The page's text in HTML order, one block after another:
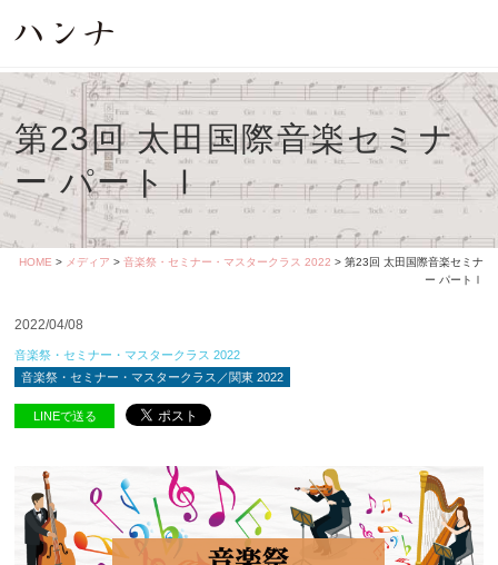
第23回 太田国際音楽セミナ
ー パートⅠ
HOME > メディア > 音楽祭・セミナー・マスタークラス 2022 > 第23回 太田国際音楽セミナ
ー パートⅠ
2022/04/08
音楽祭・セミナー・マスタークラス 2022
音楽祭・セミナー・マスタークラス／関東 2022
LINEで送る